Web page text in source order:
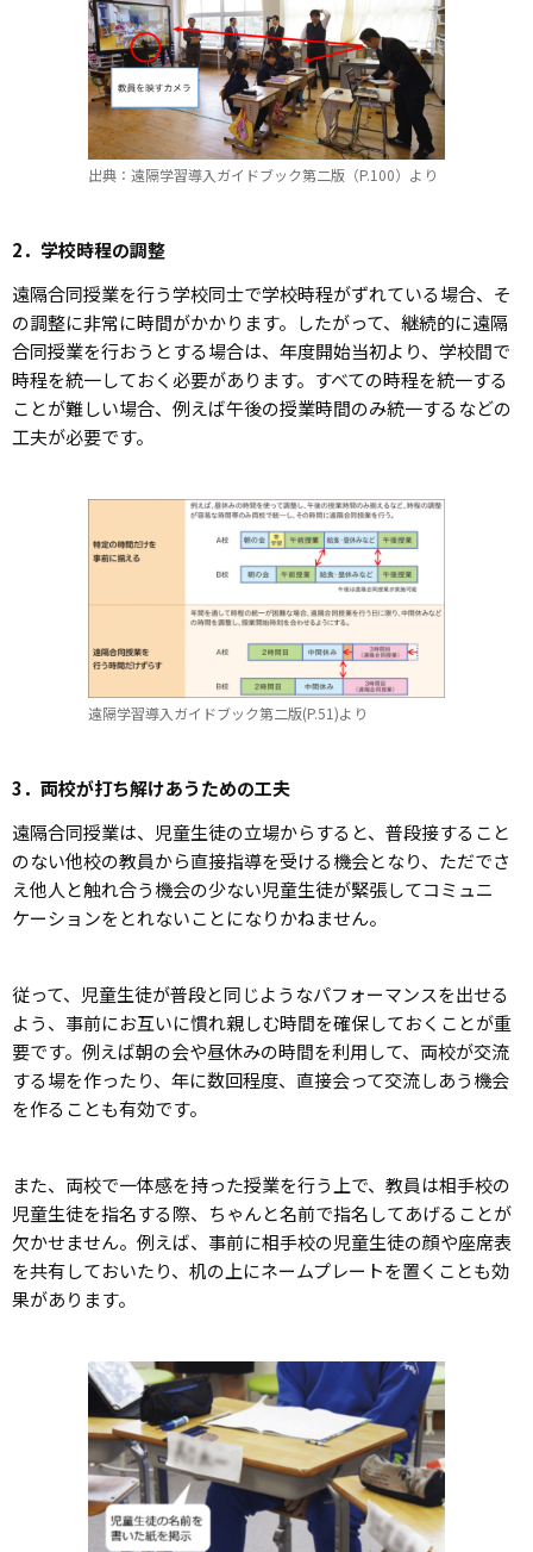
出典：遠隔学習導入ガイドブック第二版（P.100）より
2．学校時程の調整
遠隔合同授業を行う学校同士で学校時程がずれている場合、そ
の調整に非常に時間がかかります。したがって、継続的に遠隔
合同授業を行おうとする場合は、年度開始当初より、学校間で
時程を統一しておく必要があります。すべての時程を統一する
ことが難しい場合、例えば午後の授業時間のみ統一するなどの
工夫が必要です。
遠隔学習導入ガイドブック第二版(P.51)より
3．両校が打ち解けあうための工夫
遠隔合同授業は、児童生徒の立場からすると、普段接すること
のない他校の教員から直接指導を受ける機会となり、ただでさ
え他人と触れ合う機会の少ない児童生徒が緊張してコミュニ
ケーションをとれないことになりかねません。
従って、児童生徒が普段と同じようなパフォーマンスを出せる
よう、事前にお互いに慣れ親しむ時間を確保しておくことが重
要です。例えば朝の会や昼休みの時間を利用して、両校が交流
する場を作ったり、年に数回程度、直接会って交流しあう機会
を作ることも有効です。
また、両校で一体感を持った授業を行う上で、教員は相手校の
児童生徒を指名する際、ちゃんと名前で指名してあげることが
欠かせません。例えば、事前に相手校の児童生徒の顔や座席表
を共有しておいたり、机の上にネームプレートを置くことも効
果があります。